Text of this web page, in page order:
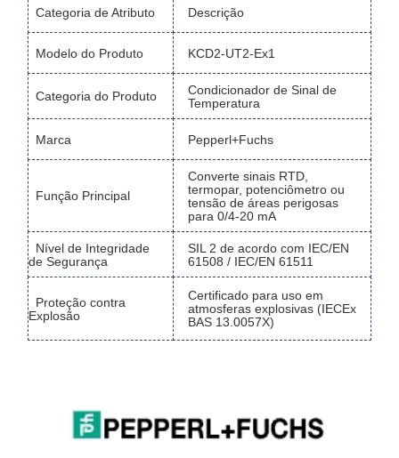
Categoria de Atributo Descrição
Modelo do Produto KCD2-UT2-Ex1
Categoria do Produto
Condicionador de Sinal de
Temperatura
Marca Pepperl+Fuchs
Função Principal
Converte sinais RTD,
termopar, potenciômetro ou
tensão de áreas perigosas
para 0/4-20 mA
Nível de Integridade
de Segurança
SIL 2 de acordo com IEC/EN
61508 / IEC/EN 61511
Proteção contra
Explosão
Certificado para uso em
atmosferas explosivas (IECEx
BAS 13.0057X)